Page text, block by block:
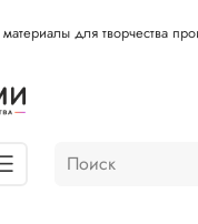
для творчества